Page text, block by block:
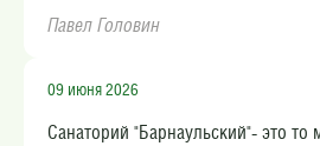
Павел Головин
09 июня 2026
Санаторий "Барнаульский"- это то